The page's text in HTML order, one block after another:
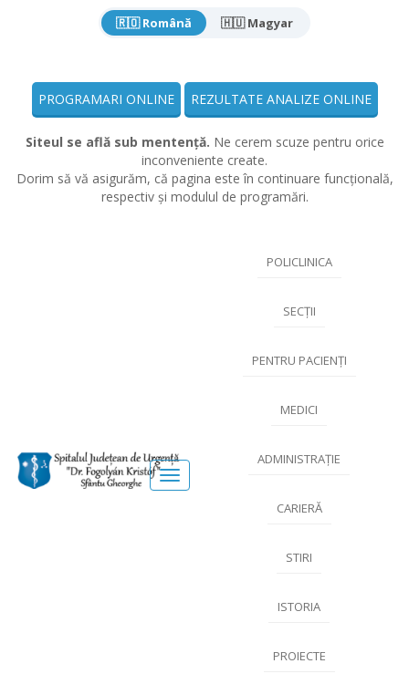
🇷🇴 Română 🇭🇺 Magyar
PROGRAMARI ONLINE REZULTATE ANALIZE ONLINE
Siteul se află sub mentență. Ne cerem scuze pentru orice
inconveniente create.
Dorim să vă asigurăm, că pagina este în continuare funcțională,
respectiv și modulul de programări.
Meniu
POLICLINICA
SECȚII
PENTRU PACIENȚI
MEDICI
ADMINISTRAȚIE
CARIERĂ
STIRI
ISTORIA
PROIECTE